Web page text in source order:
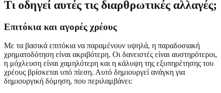
Τι οδηγεί αυτές τις διαρθρωτικές αλλαγές;
Επιτόκια και αγορές χρέους
Με τα βασικά επιτόκια να παραμένουν υψηλά, η παραδοσιακή
χρηματοδότηση είναι ακριβότερη. Οι δανειστές είναι αυστηρότεροι,
η μόχλευση είναι χαμηλότερη και η κάλυψη της εξυπηρέτησης του
χρέους βρίσκεται υπό πίεση. Αυτό δημιουργεί ανάγκη για
δημιουργική δόμηση, που περιλαμβάνει: